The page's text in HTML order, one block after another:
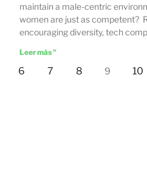
maintain a male-centric
women are just as competent?
encouraging diversity, tech
Leer más "
6 7 8 9 10